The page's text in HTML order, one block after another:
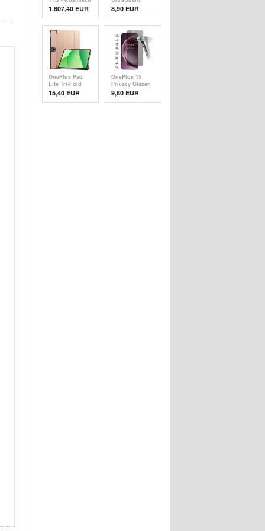
Oranje
1.807,40 EUR
Matte MagSafe
Hoesje - Oranje
8,90 EUR
OnePlus Pad
Lite Tri-Fold
Series Slimme
Folio-hoes -
Rose Gold
15,40 EUR
OnePlus 15
Privacy Glazen
Screenprotector
9,80 EUR